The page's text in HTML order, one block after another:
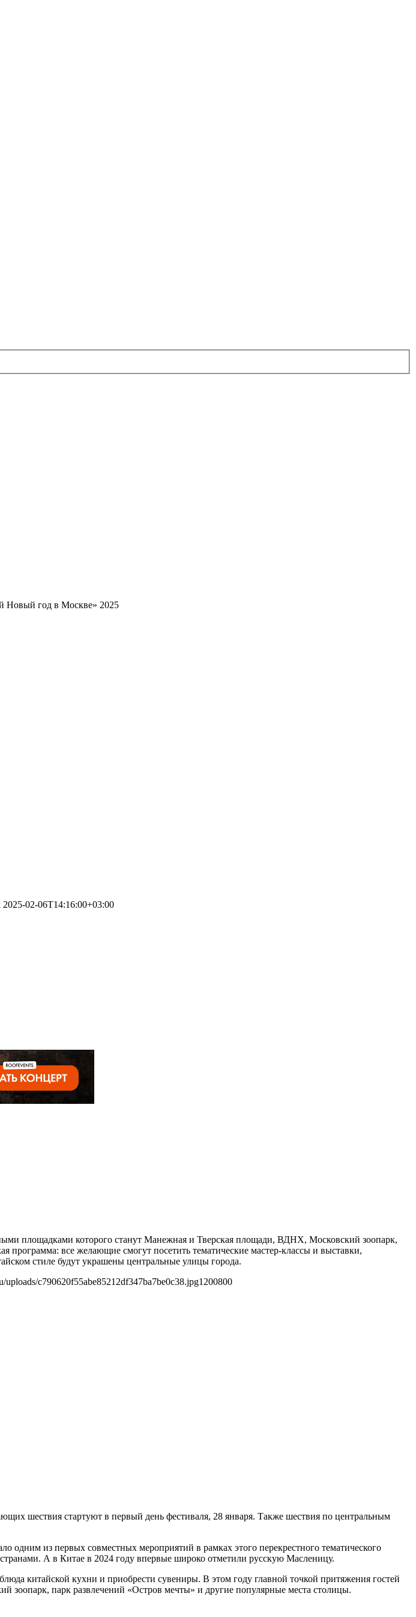
Новый год в Москве» 2025
2025-02-06T14:16:00+03:00
площадками которого станут Манежная и Тверская площади, ВДНХ, Московский зоопарк,
все желающие смогут посетить тематические мастер-классы и выставки,
стиле будут украшены центральные улицы города.
uploads/c790620f55abe85212df347ba7be0c38.jpg1200800
шествия стартуют в первый день фестиваля, 28 января. Также шествия по центральным
одним из первых совместных мероприятий в рамках этого перекрестного тематического
А в Китае в 2024 году впервые широко отметили русскую Масленицу.
китайской кухни и приобрести сувениры. В этом году главной точкой притяжения гостей
парк развлечений «Остров мечты» и другие популярные места столицы.